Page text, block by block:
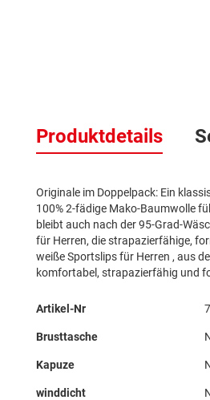
der
Bildergalerie
Produktdetails
Originale im Doppelpack: Ein
100% 2-fädige Mako-Baumwolle
bleibt auch nach der 95-Grad-
für Herren, die strapazierfähige,
weiße Sportslips für Herren , aus
komfortabel, strapazierfähig und
Mehr
Artikel-Nr
Brusttasche
Kapuze
winddicht